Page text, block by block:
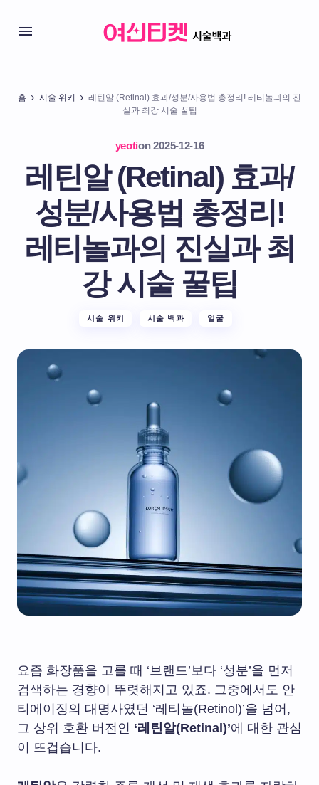
홈 시술 위키
레틴알 (Retinal) 효과/성분/사용법 총정리! 레티놀과의 진
실과 최강 시술 꿀팁
yeotion 2025-12-16
레틴알 (Retinal) 효과/
성분/사용법 총정리!
레티놀과의 진실과 최
강 시술 꿀팁
시술 위키 시술 백과 얼굴
요즘 화장품을 고를 때 ‘브랜드’보다 ‘성분’을 먼저
검색하는 경향이 뚜렷해지고 있죠. 그중에서도 안
티에이징의 대명사였던 ‘레티놀(Retinol)’을 넘어,
그 상위 호환 버전인 ‘레틴알(Retinal)’에 대한 관심
이 뜨겁습니다.